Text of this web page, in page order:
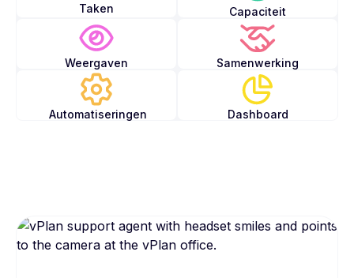
Taken Capaciteit
Weergaven Samenwerking
Automatiseringen Dashboard